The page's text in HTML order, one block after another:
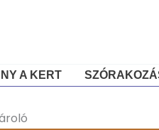
A KERT